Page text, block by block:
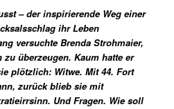
– der inspirierende Weg einer
ihr Leben
versuchte Brenda Strohmaier,
überzeugen. Kaum hatte er
plötzlich: Witwe. Mit 44. Fort
zurück blieb sie mit
Und Fragen. Wie soll